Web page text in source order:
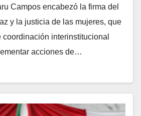
Campos encabezó la firma del
y la justicia de las mujeres, que
interinstitucional
acciones de…